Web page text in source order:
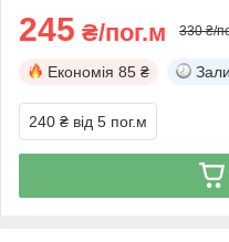
245 ₴/пог.м 330 ₴/
Економія 85 ₴
240 ₴ від 5 пог.м